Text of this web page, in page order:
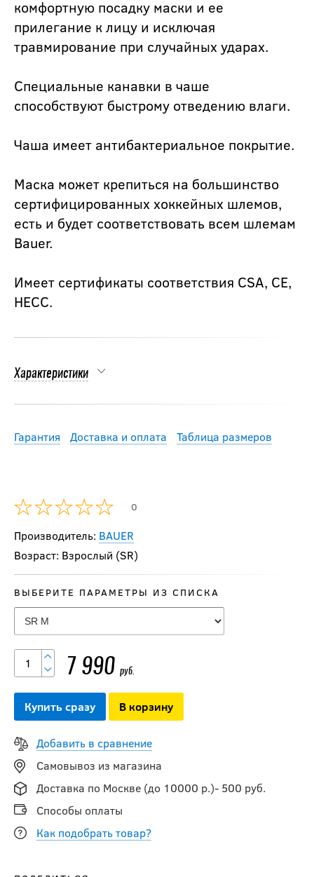
комфортную посадку маски и ее
прилегание к лицу и исключая
травмирование при случайных ударах.
Специальные канавки в чаше
способствуют быстрому отведению влаги.
Чаша имеет антибактериальное покрытие.
Маска может крепиться на большинство
сертифицированных хоккейных шлемов,
есть и будет соответствовать всем шлемам
Bauer.
Имеет сертификаты соответствия CSA, CE,
HECC.
Характеристики
Гарантия Доставка и оплата Таблица размеров
0
Производитель: BAUER
Возраст: Взрослый (SR)
ВЫБЕРИТЕ ПАРАМЕТРЫ ИЗ СПИСКА
7 990 руб.
Купить сразу В корзину
Добавить в сравнение
Самовывоз из магазина
Доставка по Москве (до 10000 р.)- 500 руб.
Способы оплаты
Как подобрать товар?